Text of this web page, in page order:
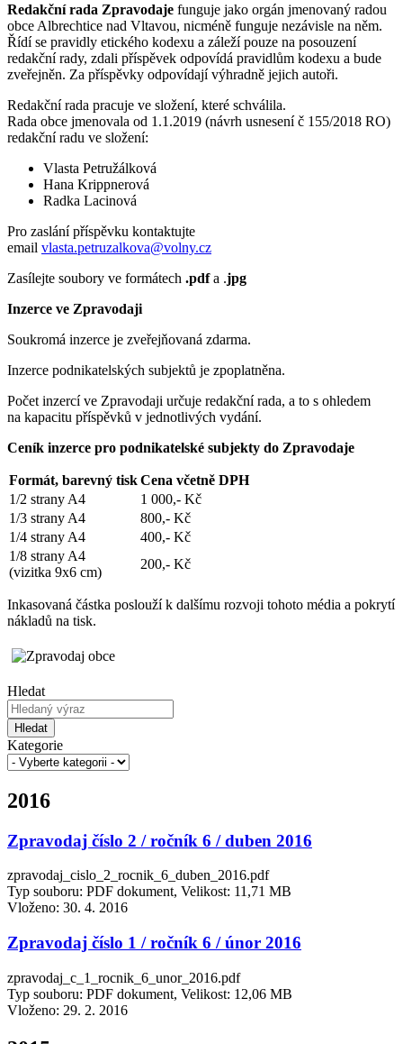
Redakční rada Zpravodaje funguje jako orgán jmenovaný radou
obce Albrechtice nad Vltavou, nicméně funguje nezávisle na něm.
Řídí se pravidly etického kodexu a záleží pouze na posouzení
redakční rady, zdali příspěvek odpovídá pravidlům kodexu a bude
zveřejněn. Za příspěvky odpovídají výhradně jejich autoři.
Redakční rada pracuje ve složení, které schválila.
Rada obce jmenovala od 1.1.2019 (návrh usnesení č 155/2018 RO)
redakční radu ve složení:
Vlasta Petružálková
Hana Krippnerová
Radka Lacinová
Pro zaslání příspěvku kontaktujte
email vlasta.petruzalkova@volny.cz
Zasílejte soubory ve formátech .pdfa .jpg
Inzerce ve Zpravodaji
Soukromá inzerce je zveřejňovaná zdarma.
Inzerce podnikatelských subjektů je zpoplatněna.
Počet inzercí ve Zpravodaji určuje redakční rada, a to s ohledem
na kapacitu příspěvků v jednotlivých vydání.
Ceník inzerce pro podnikatelské subjekty do Zpravodaje
Formát, barevný tiskCena včetně DPH
1/2 strany A4
1 000,- Kč
1/3 strany A4
800,- Kč
1/4 strany A4
400,- Kč
1/8 strany A4
(vizitka 9x6 cm)
200,- Kč
Inkasovaná částka poslouží k dalšímu rozvoji tohoto média a pokrytí
nákladů na tisk.
Hledat
Hledat
Kategorie
2016
Zpravodaj číslo 2 / ročník 6 / duben 2016
zpravodaj_cislo_2_rocnik_6_duben_2016.pdf
Typ souboru: PDF dokument, Velikost: 11,71 MB
Vloženo: 30. 4. 2016
Zpravodaj číslo 1 / ročník 6 / únor 2016
zpravodaj_c_1_rocnik_6_unor_2016.pdf
Typ souboru: PDF dokument, Velikost: 12,06 MB
Vloženo: 29. 2. 2016